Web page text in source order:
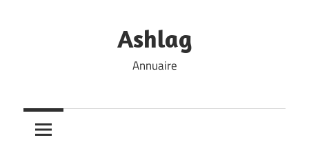
Ashlag
Annuaire